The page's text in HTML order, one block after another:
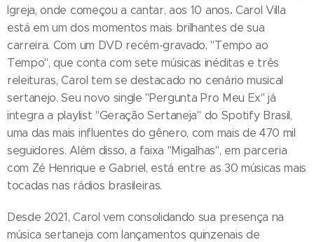
Igreja, onde começou a cantar, aos 10 anos. Carol Villa
está em um dos momentos mais brilhantes de sua
carreira. Com um DVD recém-gravado, "Tempo ao
Tempo", que conta com sete músicas inéditas e três
releituras, Carol tem se destacado no cenário musical
sertanejo. Seu novo single "Pergunta Pro Meu Ex" já
integra a playlist "Geração Sertaneja" do Spotify Brasil,
uma das mais influentes do gênero, com mais de 470 mil
seguidores. Além disso, a faixa "Migalhas", em parceria
com Zé Henrique e Gabriel, está entre as 30 músicas mais
tocadas nas rádios brasileiras.
Desde 2021, Carol vem consolidando sua presença na
música sertaneja com lançamentos quinzenais de